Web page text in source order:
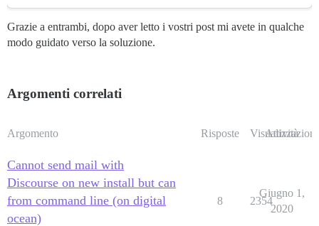
Grazie a entrambi, dopo aver letto i vostri post mi avete in qualche
modo guidato verso la soluzione.
Argomenti correlati
Argomento Risposte Visualizzazioni
Attività
Cannot send mail with
Discourse on new install but can
from command line (on digital
ocean)
8 2354
Giugno 1,
2020